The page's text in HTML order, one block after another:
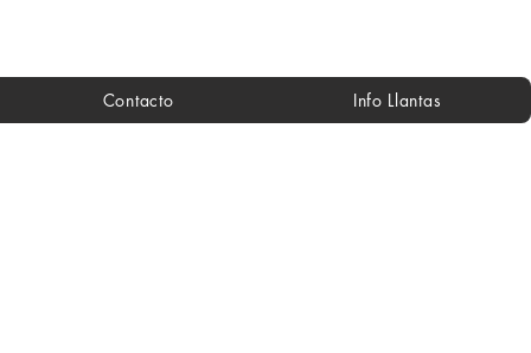
Contacto Info Llantas